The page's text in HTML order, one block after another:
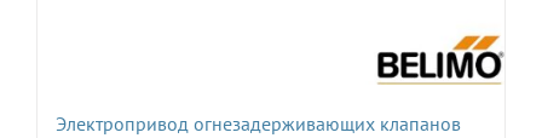
Электропривод огнезадерживающих клапанов